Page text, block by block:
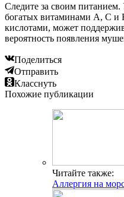
Следите за своим питанием.
богатых витаминами A, C и
кислотами, может
вероятность появления
Поделиться
Отправить
Класснуть
Похожие публикации
Читайте также:
Аллергия на